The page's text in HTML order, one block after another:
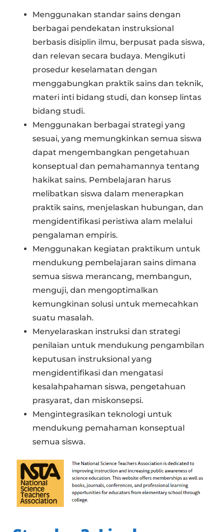
Menggunakan standar sains dengan
berbagai pendekatan instruksional
berbasis disiplin ilmu, berpusat pada siswa,
dan relevan secara budaya. Mengikuti
prosedur keselamatan dengan
menggabungkan praktik sains dan teknik,
materi inti bidang studi, dan konsep lintas
bidang studi.
Menggunakan berbagai strategi yang
sesuai, yang memungkinkan semua siswa
dapat mengembangkan pengetahuan
konseptual dan pemahamannya tentang
hakikat sains. Pembelajaran harus
melibatkan siswa dalam menerapkan
praktik sains, menjelaskan hubungan, dan
mengidentifikasi peristiwa alam melalui
pengalaman empiris.
Menggunakan kegiatan praktikum untuk
mendukung pembelajaran sains dimana
semua siswa merancang, membangun,
menguji, dan mengoptimalkan
kemungkinan solusi untuk memecahkan
suatu masalah.
Menyelaraskan instruksi dan strategi
penilaian untuk mendukung pengambilan
keputusan instruksional yang
mengidentifikasi dan mengatasi
kesalahpahaman siswa, pengetahuan
prasyarat, dan miskonsepsi.
Mengintegrasikan teknologi untuk
mendukung pemahaman konseptual
semua siswa.